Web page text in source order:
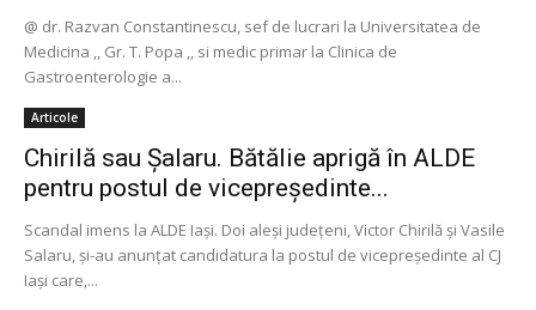
@ dr. Razvan Constantinescu, sef de lucrari la Universitatea de
Medicina ,, Gr. T. Popa ,, si medic primar la Clinica de
Gastroenterologie a...
Articole
Chirilă sau Șalaru. Bătălie aprigă în ALDE
pentru postul de vicepreședinte...
Scandal imens la ALDE Iași. Doi aleși județeni, Victor Chirilă și Vasile
Salaru, și-au anunțat candidatura la postul de vicepreşedinte al CJ
Iaşi care,...